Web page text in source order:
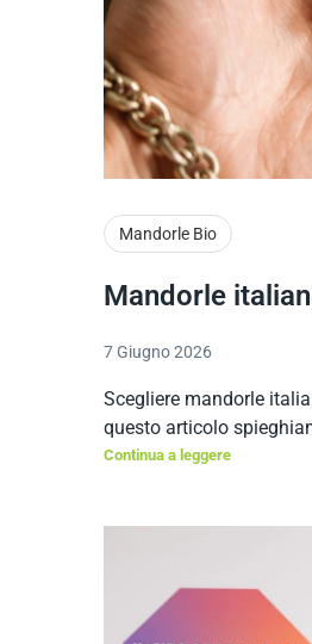
Mandorle Bio
Mandorle
7 Giugno 2026
Scegliere mandorle
questo articolo
Continua a leggere